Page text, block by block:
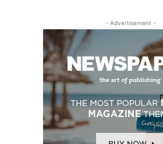
- Advertisement -